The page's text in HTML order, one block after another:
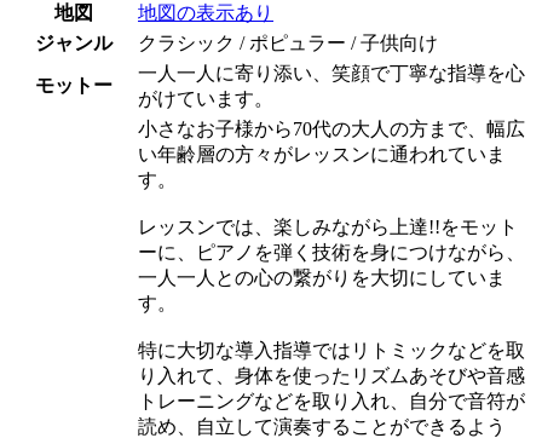
地図
地図の表示あり
ジャンル
クラシック / ポピュラー / 子供向け
モットー
一人一人に寄り添い、笑顔で丁寧な指導を心
がけています。
小さなお子様から70代の大人の方まで、幅広
い年齢層の方々がレッスンに通われていま
す。
レッスンでは、楽しみながら上達!!をモット
ーに、ピアノを弾く技術を身につけながら、
一人一人との心の繋がりを大切にしていま
す。
特に大切な導入指導ではリトミックなどを取
り入れて、身体を使ったリズムあそびや音感
トレーニングなどを取り入れ、自分で音符が
読め、自立して演奏することができるよう